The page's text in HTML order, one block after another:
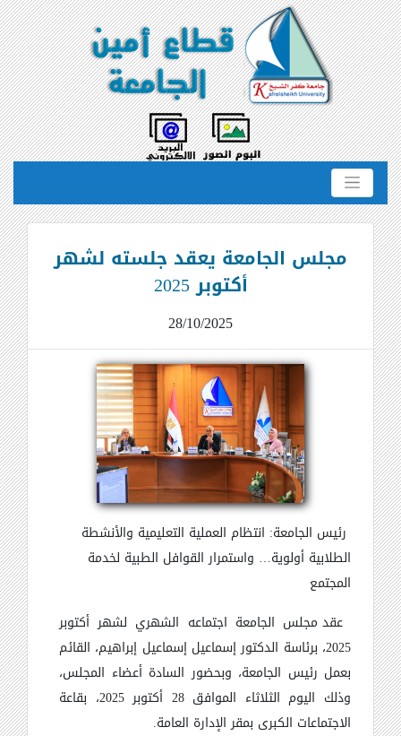
مجلس الجامعة يعقد جلسته لشهر
أكتوبر 2025
28/10/2025
رئيس الجامعة: انتظام العملية التعليمية والأنشطة
الطلابية أولوية… واستمرار القوافل الطبية لخدمة
المجتمع
عقد مجلس الجامعة اجتماعه الشهري لشهر أكتوبر
2025، برئاسة الدكتور إسماعيل إسماعيل إبراهيم، القائم
بعمل رئيس الجامعة، وبحضور السادة أعضاء المجلس،
وذلك اليوم الثلاثاء الموافق 28 أكتوبر 2025، بقاعة
الاجتماعات الكبرى بمقر الإدارة العامة.